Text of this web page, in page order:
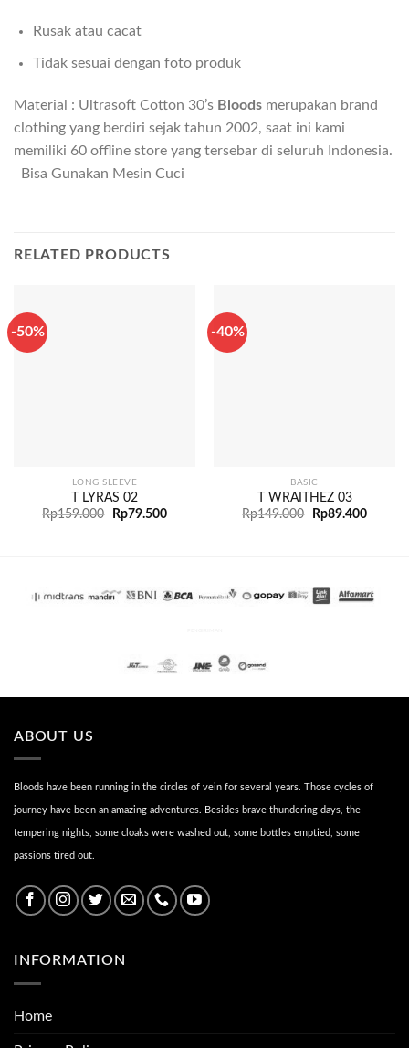
Rusak atau cacat
Tidak sesuai dengan foto produk
Material : Ultrasoft Cotton 30’s Bloods merupakan brand
clothing yang berdiri sejak tahun 2002, saat ini kami
memiliki 60 offline store yang tersebar di seluruh Indonesia.
Bisa Gunakan Mesin Cuci
RELATED PRODUCTS
-50%
LONG SLEEVE
T LYRAS 02
Rp159.000 Rp79.500
-40%
BASIC
T WRAITHEZ 03
Rp149.000 Rp89.400
ABOUT US
Bloods have been running in the circles of vein for several years. Those cycles of
journey have been an amazing adventures. Besides brave thundering days, the
tempering nights, some cloaks were washed out, some bottles emptied, some
passions tired out.
INFORMATION
Home